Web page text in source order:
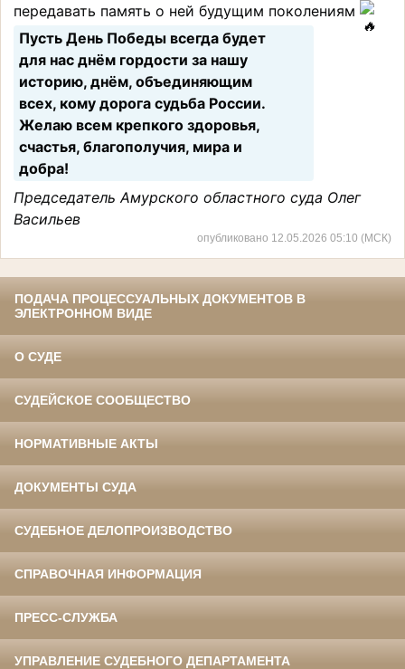
передавать память о ней будущим поколениям
Пусть День Победы всегда будет
для нас днём гордости за нашу
историю, днём, объединяющим
всех, кому дорога судьба России.
Желаю всем крепкого здоровья,
счастья, благополучия, мира и
добра!
Председатель Амурского областного суда Олег
Васильев
опубликовано 12.05.2026 05:10 (МСК)
ПОДАЧА ПРОЦЕССУАЛЬНЫХ ДОКУМЕНТОВ В
ЭЛЕКТРОННОМ ВИДЕ
О СУДЕ
СУДЕЙСКОЕ СООБЩЕСТВО
НОРМАТИВНЫЕ АКТЫ
ДОКУМЕНТЫ СУДА
СУДЕБНОЕ ДЕЛОПРОИЗВОДСТВО
СПРАВОЧНАЯ ИНФОРМАЦИЯ
ПРЕСС-СЛУЖБА
УПРАВЛЕНИЕ СУДЕБНОГО ДЕПАРТАМЕНТА